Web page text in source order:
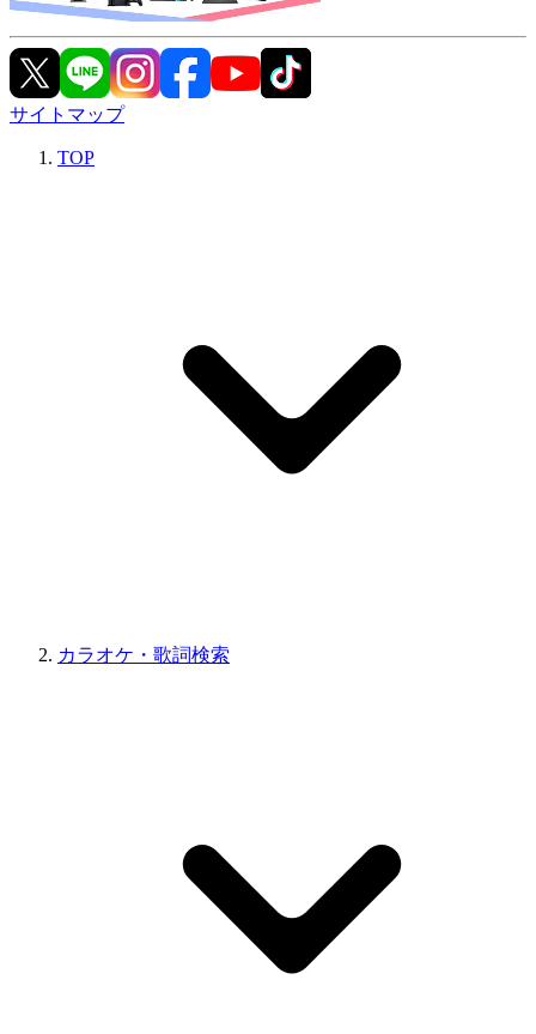
サイトマップ
TOP
カラオケ・歌詞検索